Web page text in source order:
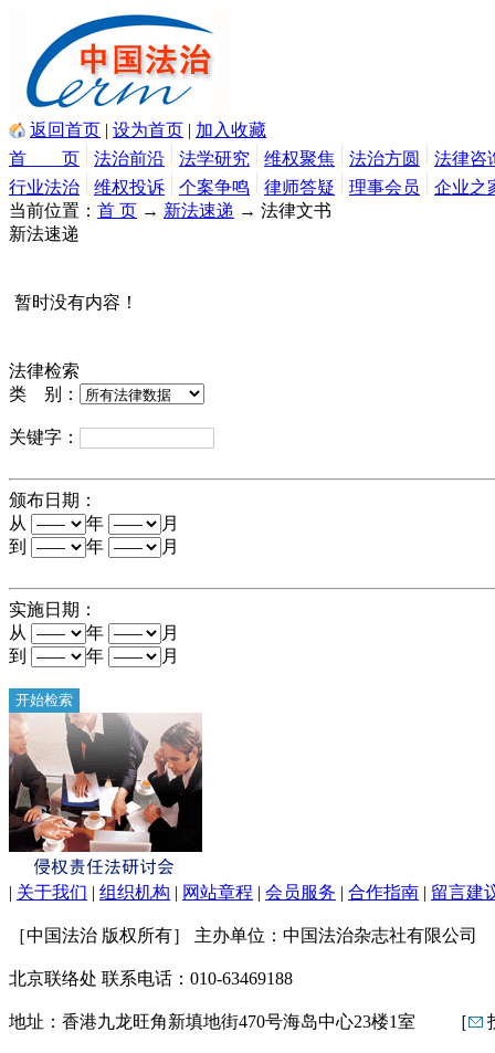
返回首页 | 设为首页 | 加入收藏
首 页
法治前沿 法学研究 维权聚焦 法治方圆
法律咨
行业法治
维权投诉 个案争鸣 律师答疑 理事会员
企业之
当前位置： 首 页 → 新法速递 → 法律文书
新法速递
暂时没有内容！
法律检索
类 别：
关键字：
颁布日期：
从
年
月
到
年 月
实施日期：
从
年
月
到
年 月
| 关于我们 | 组织机构 | 网站章程 | 会员服务 | 合作指南 | 留言建
［中国法治 版权所有］ 主办单位：中国法治杂志社有限公
北京联络处 联系电话：010-63469188
地址：香港九龙旺角新填地街470号海岛中心23楼1室 ［